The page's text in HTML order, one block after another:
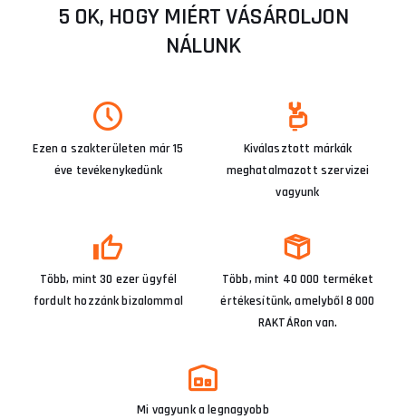
5 OK, HOGY MIÉRT VÁSÁROLJON
NÁLUNK
Ezen a szakterületen már 15
éve tevékenykedünk
Kiválasztott márkák
meghatalmazott szervizei
vagyunk
Több, mint 30 ezer ügyfél
fordult hozzánk bizalommal
Több, mint 40 000 terméket
értékesítünk, amelyből 8 000
RAKTÁRon van.
Mi vagyunk a legnagyobb